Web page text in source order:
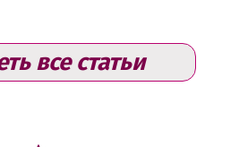
все статьи